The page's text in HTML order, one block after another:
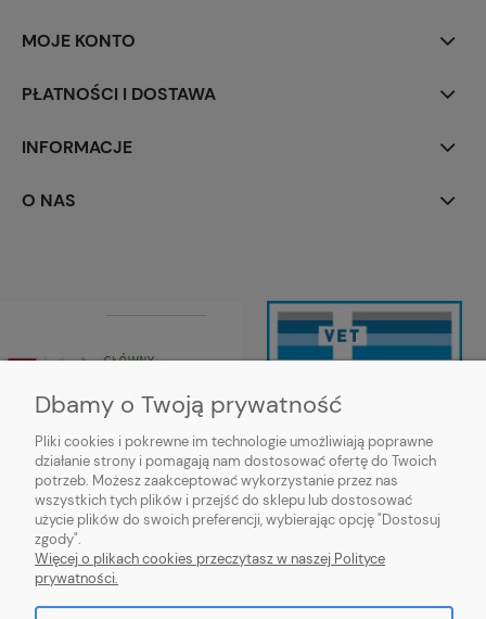
MOJE KONTO
PŁATNOŚCI I DOSTAWA
INFORMACJE
O NAS
Wojewódzki Inspektorat Weterynarii
w Siedlcach ul. Kazimierzowska 29,
08-110 Siedlce
https://mazowsze.wiw.gov.pl/
Dbamy o Twoją prywatność
Pliki cookies i pokrewne im technologie umożliwiają poprawne
działanie strony i pomagają nam dostosować ofertę do Twoich
potrzeb. Możesz zaakceptować wykorzystanie przez nas
wszystkich tych plików i przejść do sklepu lub dostosować
użycie plików do swoich preferencji, wybierając opcję "Dostosuj
zgody".
Więcej o plikach cookies przeczytasz w naszej Polityce
prywatności.